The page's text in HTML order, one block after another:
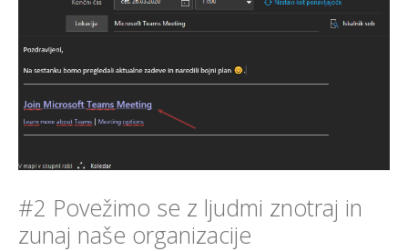
#2 Povežimo se z ljudmi znotraj in
zunaj naše organizacije